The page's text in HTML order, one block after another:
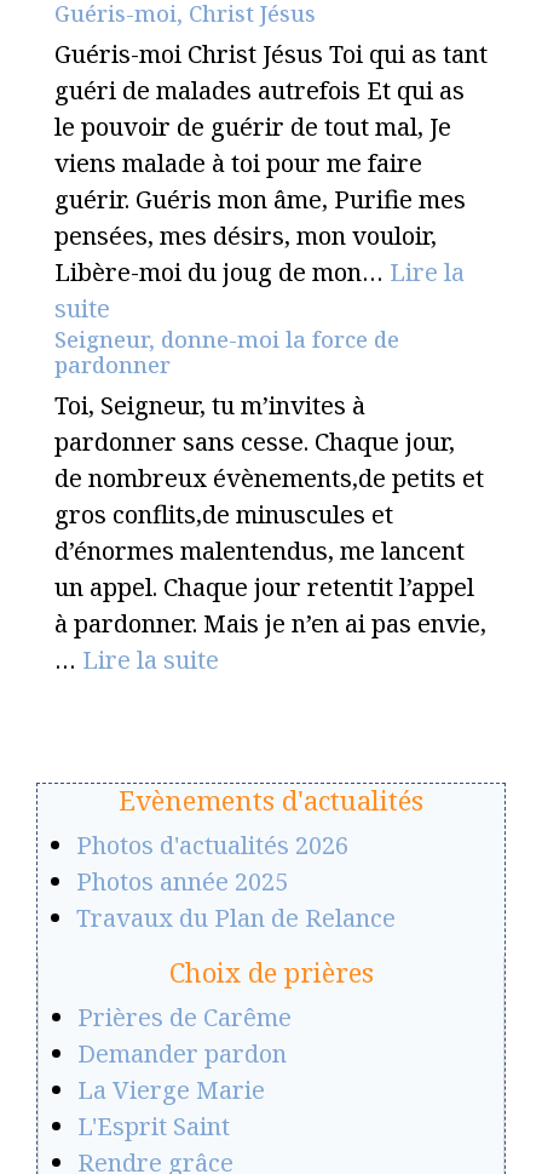
Guéris-moi, Christ Jésus
Guéris-moi Christ Jésus Toi qui as tant
guéri de malades autrefois Et qui as
le pouvoir de guérir de tout mal, Je
viens malade à toi pour me faire
guérir. Guéris mon âme, Purifie mes
pensées, mes désirs, mon vouloir,
Libère-moi du joug de mon… Lire la
suite
Seigneur, donne-moi la force de
pardonner
Toi, Seigneur, tu m’invites à
pardonner sans cesse. Chaque jour,
de nombreux évènements,de petits et
gros conflits,de minuscules et
d’énormes malentendus, me lancent
un appel. Chaque jour retentit l’appel
à pardonner. Mais je n’en ai pas envie,
… Lire la suite
Evènements d'actualités
Photos d'actualités 2026
Photos année 2025
Travaux du Plan de Relance
Choix de prières
Prières de Carême
Demander pardon
La Vierge Marie
L'Esprit Saint
Rendre grâce